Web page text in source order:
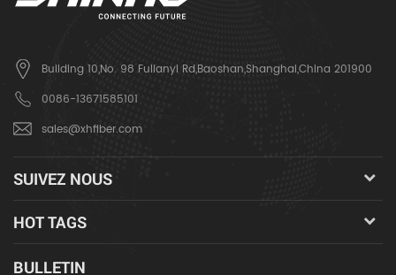
Building 10,No. 98 Fulianyi Rd,Baoshan,Shanghai,China 201900
0086-13671585101
sales@xhfiber.com
SUIVEZ NOUS
HOT TAGS
BULLETIN